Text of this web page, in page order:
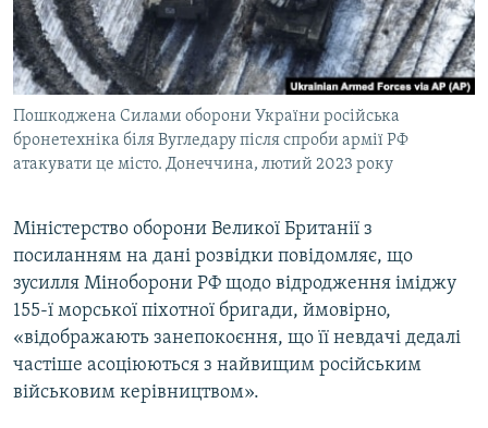
СВІДЧЕННЯ ОКУПАЦІЇ
УКРАЇНСЬКА ПРОБЛЕМА КРИМУ
ІНФОГРАФІКА
Qırımtatar
ДОЛУЧАЙСЯ!
Пошкоджена Силами оборони України російська
бронетехніка біля Вугледару після спроби армії РФ
атакувати це місто. Донеччина, лютий 2023 року
Міністерство оборони Великої Британії з
посиланням на дані розвідки повідомляє, що
зусилля Міноборони РФ щодо відродження іміджу
155-ї морської піхотної бригади, ймовірно,
«відображають занепокоєння, що її невдачі дедалі
частіше асоціюються з найвищим російським
військовим керівництвом».